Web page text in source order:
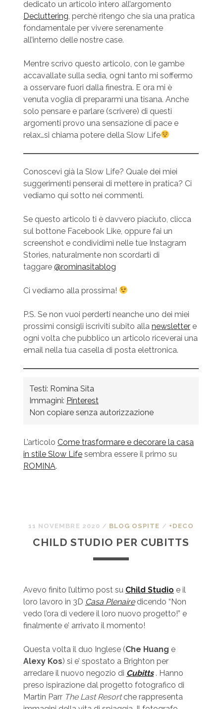
dedicato un articolo intero all’argomento
Decluttering , perchè ritengo che sia una pratica
fondamentale per vivere serenamente
all’interno delle nostre case.
Mentre scrivo questo articolo, con le gambe
accavallate sulla sedia, ogni tanto mi soffermo
a osservare fuori dalla finestra. E ora mi è
venuta voglia di prepararmi una tisana. Anche
solo pensare e parlare (scrivere) di questi
argomenti provo una sensazione di pace e
relax…si chiama potere della Slow Life
Conoscevi già la Slow Life? Quale dei miei
suggerimenti penserai di mettere in pratica? Ci
vediamo qui sotto nei commenti.
Se questo articolo ti è davvero piaciuto, clicca
sul bottone Facebook Like, oppure fai un
screenshot e condividimi nelle tue Instagram
Stories, naturalmente non scordarti di
taggare @rominasitablog
Ci vediamo alla prossima!
P.S. Se non vuoi perderti neanche uno dei miei
prossimi consigli iscriviti subito alla newslettere
ogni volta che pubblico un articolo riceverai una
email nella tua casella di posta elettronica.
Testi: Romina Sita
Immagini: Pinterest
Non copiare senza autorizzazione
L’articolo Come trasformare e decorare la casa
in stile Slow Lifesembra essere il primo su
ROMINA.
11 NOVEMBRE 2020 / BLOG OSPITE / +DECO
CHILD STUDIO PER CUBITTS
Avevo finito l’ultimo post su Child Studio e il
loro lavoro in 3D Casa Plenairedicendo “Non
vedo l’ora di vedere il loro nuovo progetto!” e
finalmente e’ arrivato il momento!
Questa volta il duo Inglese (Che Huang e
Alexy Kos) si e’ spostato a Brighton per
arredare il nuovo negozio di Cubitts. Hanno
preso ispirazione dal progetto fotografico di
Martin Parr The Last Resortche rappresenta